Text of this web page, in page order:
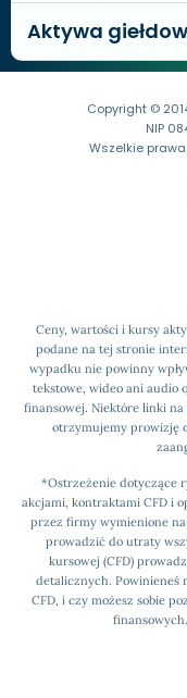
Aktywa
Ceny, wartości i kursy
podane na tej stronie
wypadku nie powinny
tekstowe, wideo ani audio
finansowej. Niektóre linki
otrzymujemy prowizję
*Ostrzeżenie dotyczące
akcjami, kontraktami CFD i
przez firmy wymienione
prowadzić do utraty
kursowej (CFD)
detalicznych. Powinieneś
CFD, i czy możesz sobie
finansowych.
Copyright ©
NIP
Wszelkie